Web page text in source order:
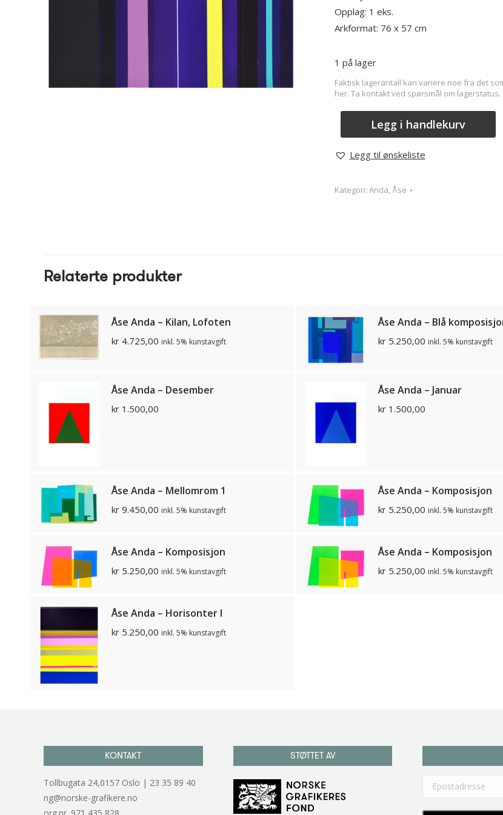
Opplag: 1 eks.
Arkformat: 76 x 57 cm
1 på lager
Faktisk lagerantall kan variere noe fra det
her. Ta kontakt ved spørsmål om lagerstatus.
Legg i handlekurv
Legg til ønskeliste
Kategori: Anda, Åse
Relaterte produkter
Åse Anda – Kilan, Lofoten
kr 4.725,00 inkl. 5% kunstavgift
Åse Anda – Blå
kr5.250,00 inkl. 5% kunstavgift
Åse Anda – Desember
kr 1.500,00
Åse Anda – Januar
kr1.500,00
Åse Anda – Mellomrom 1
kr 9.450,00 inkl. 5% kunstavgift
Åse Anda – Komposisjon
kr5.250,00 inkl. 5% kunstavgift
Åse Anda – Komposisjon
kr 5.250,00 inkl. 5% kunstavgift
Åse Anda – Komposisjon
kr5.250,00 inkl. 5% kunstavgift
Åse Anda – Horisonter I
kr 5.250,00 inkl. 5% kunstavgift
KONTAKT
Tollbugata 24,0157 Oslo | 23 35 89 40
ng@norske-grafikere.no
org.nr. 971 435 828
STØTTET AV